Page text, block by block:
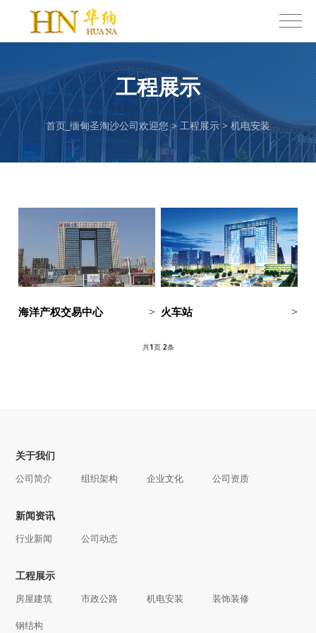
工程展示
首页_缅甸圣淘沙公司欢迎您>工程展示>机电安装
海洋产权交易中心 > 火车站 >
共1页 2条
关于我们
公司简介 组织架构 企业文化 公司资质
新闻资讯
行业新闻 公司动态
工程展示
房屋建筑 市政公路 机电安装 装饰装修
钢结构